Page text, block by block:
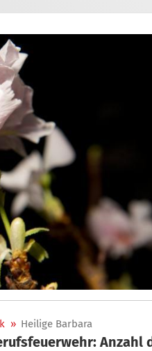
» Heilige Barbara